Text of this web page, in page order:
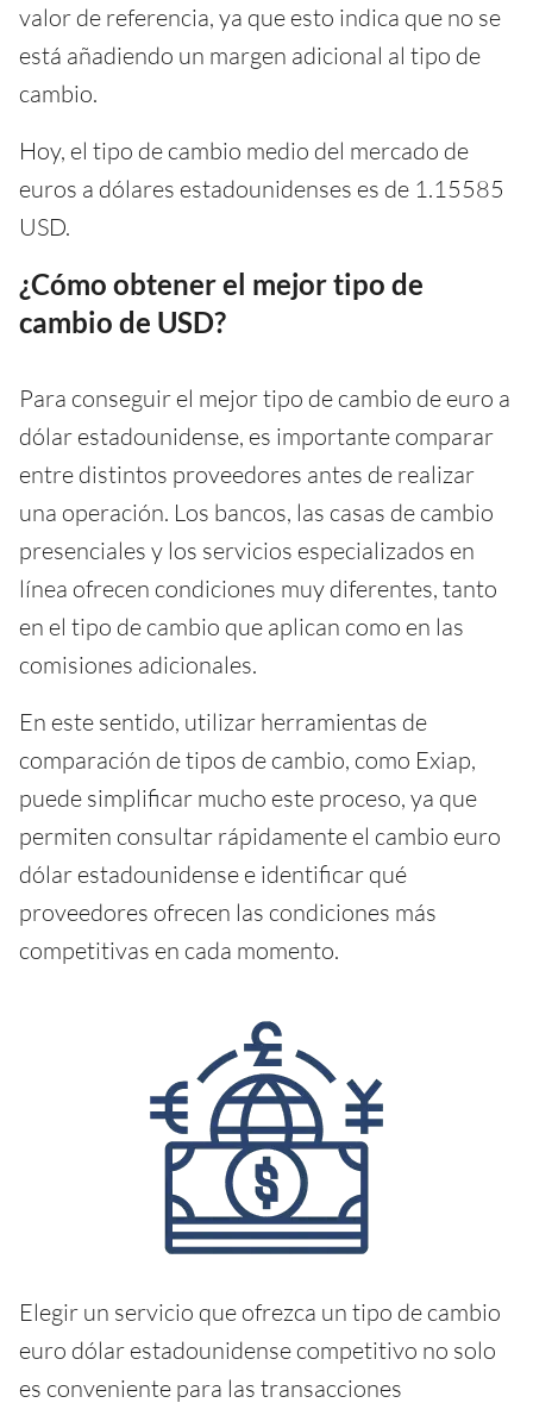
valor de referencia, ya que esto indica que no se
está añadiendo un margen adicional al tipo de
cambio.
Hoy, el tipo de cambio medio del mercado de
euros a dólares estadounidenses es de 1.15585
USD.
¿Cómo obtener el mejor tipo de
cambio de USD?
Para conseguir el mejor tipo de cambio de euro a
dólar estadounidense, es importante comparar
entre distintos proveedores antes de realizar
una operación. Los bancos, las casas de cambio
presenciales y los servicios especializados en
línea ofrecen condiciones muy diferentes, tanto
en el tipo de cambio que aplican como en las
comisiones adicionales.
En este sentido, utilizar herramientas de
comparación de tipos de cambio, como Exiap,
puede simplificar mucho este proceso, ya que
permiten consultar rápidamente el cambio euro
dólar estadounidense e identificar qué
proveedores ofrecen las condiciones más
competitivas en cada momento.
Elegir un servicio que ofrezca un tipo de cambio
euro dólar estadounidense competitivo no solo
es conveniente para las transacciones